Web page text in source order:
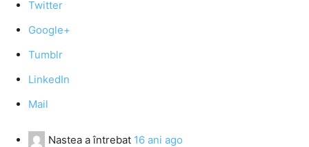
Twitter
Google+
Tumblr
LinkedIn
Mail
Nastea a întrebat 16 ani ago